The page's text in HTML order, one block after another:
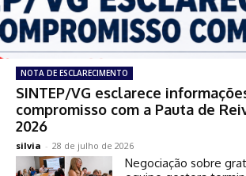
NOTA DE ESCLARECIMENTO
SINTEP/VG esclarece
compromisso com a Pauta de
2026
silvia - 28 de julho de 2026
Negociação sobre